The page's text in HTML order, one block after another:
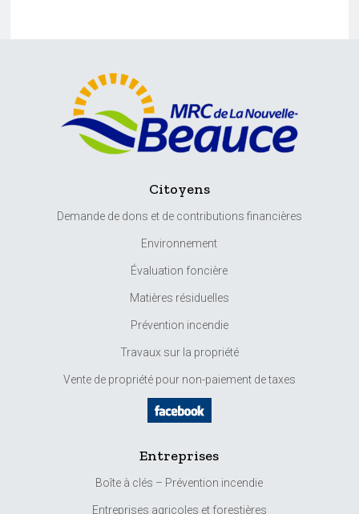
Citoyens
Demande de dons et de contributions financières
Environnement
Évaluation foncière
Matières résiduelles
Prévention incendie
Travaux sur la propriété
Vente de propriété pour non-paiement de taxes
Entreprises
Boîte à clés – Prévention incendie
Entreprises agricoles et forestières